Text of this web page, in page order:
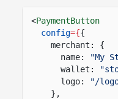
<PaymentButton
config={{
merchant: {
name:
"My
wallet:
logo:
"/
},